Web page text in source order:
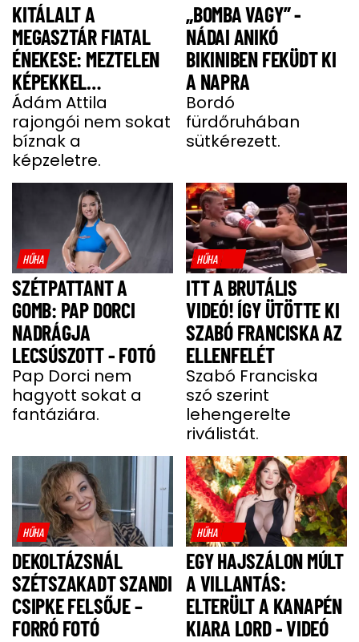
KITÁLALT A
MEGASZTÁR FIATAL
ÉNEKESE: MEZTELEN
KÉPEKKEL
HALMOZZÁK EL A
RAJONGÓI
Ádám Attila
rajongói nem sokat
bíznak a
képzeletre.
„BOMBA VAGY” -
NÁDAI ANIKÓ
BIKINIBEN FEKÜDT KI
A NAPRA
Bordó
fürdőruhában
sütkérezett.
HŰHA
SZÉTPATTANT A
GOMB: PAP DORCI
NADRÁGJA
LECSÚSZOTT - FOTÓ
Pap Dorci nem
hagyott sokat a
fantáziára.
HŰHA
ITT A BRUTÁLIS
VIDEÓ! ÍGY ÜTÖTTE KI
SZABÓ FRANCISKA AZ
ELLENFELÉT
Szabó Franciska
szó szerint
lehengerelte
riválistát.
HŰHA
DEKOLTÁZSNÁL
SZÉTSZAKADT SZANDI
CSIPKE FELSŐJE –
FORRÓ FOTÓ
HŰHA
EGY HAJSZÁLON MÚLT
A VILLANTÁS:
ELTERÜLT A KANAPÉN
KIARA LORD - VIDEÓ